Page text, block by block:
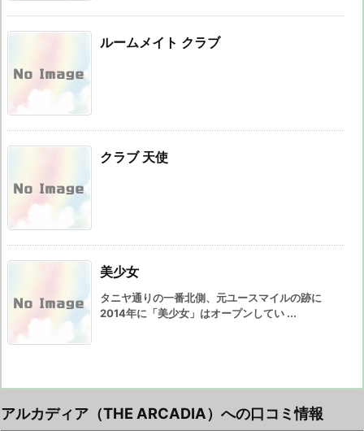
ルームメイト クラブ
クラブ 天使
美少女
タニヤ通りの一番北側、元ユースマイルの跡に
2014年に「美少女」はオープンしてい ...
アルカディア（THE ARCADIA）への口コミ情報